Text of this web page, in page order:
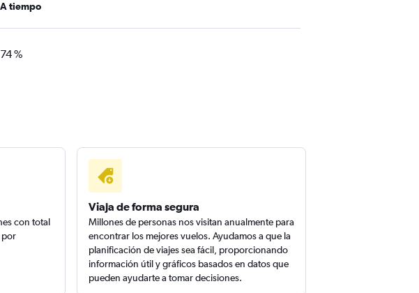
A tiempo
74 %
con total
por
Viaja de forma segura
Millones de personas nos visitan anualmente para
encontrar los mejores vuelos. Ayudamos a que la
planificación de viajes sea fácil, proporcionando
información útil y gráficos basados en datos que
pueden ayudarte a tomar decisiones.